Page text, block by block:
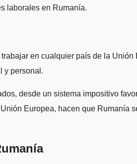
laborales en Rumanía.
en cualquier país de la
y personal.
desde un sistema impositivo
Europea, hacen que Rumanía